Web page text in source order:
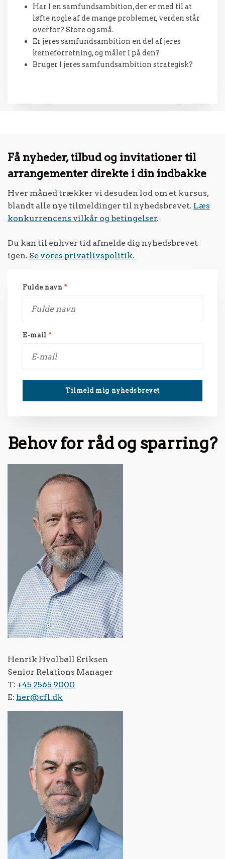
Har I en samfundsambition, der er med til at
løfte nogle af de mange problemer, verden står
overfor? Store og små.
Er jeres samfundsambition en del af jeres
kerneforretning, og måler I på den?
Bruger I jeres samfundsambition strategisk?
Få nyheder, tilbud og invitationer til
arrangementer direkte i din indbakke
Hver måned trækker vi desuden lod om et kursus,
blandt alle nye tilmeldinger til nyhedsbrevet. Læs
konkurrencens vilkår og betingelser.
Du kan til enhver tid afmelde dig nyhedsbrevet
igen. Se vores privatlivspolitik.
Fulde navn*
E-mail *
Behov for råd og sparring?
Henrik Hvolbøll Eriksen
Senior Relations Manager
T: +45 2565 9000
E: her@cfl.dk